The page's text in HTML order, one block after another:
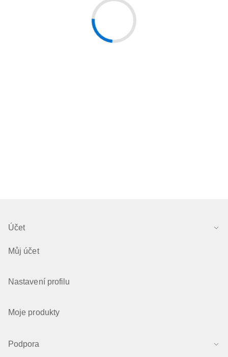
Účet
Můj účet
Nastavení profilu
Moje produkty
Podpora